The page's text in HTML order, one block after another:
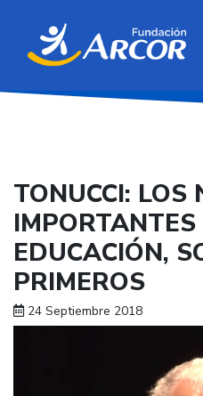
TONUCCI:
EDUCACIÓN,
PRIMEROS
24 Septiembre 2018